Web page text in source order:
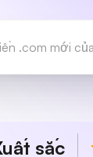
sắc